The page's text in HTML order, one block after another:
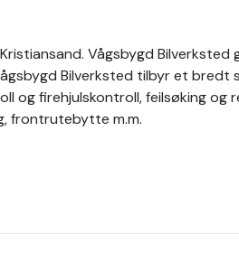
Vågsbygd Bilverksted
Bilverksted tilbyr et bredt
og firehjulskontroll, feilsøking og
frontrutebytte m.m.